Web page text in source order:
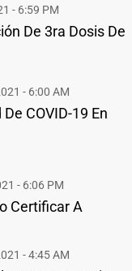
- 6:59 PM
De 3ra Dosis De
- 6:00 AM
COVID-19 En
- 6:06 PM
Certificar A
- 4:45 AM